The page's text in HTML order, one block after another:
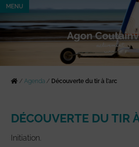
MENU
/Agenda / Découverte du tir à l’arc
DÉCOUVERTE DU TIR
Initiation.